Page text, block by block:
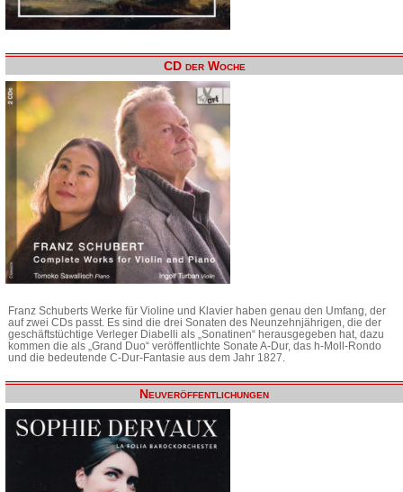
CD der Woche
Franz Schuberts Werke für Violine und Klavier haben genau den Umfang, der
auf zwei CDs passt. Es sind die drei Sonaten des Neunzehnjährigen, die der
geschäftstüchtige Verleger Diabelli als „Sonatinen“ herausgegeben hat, dazu
kommen die als „Grand Duo“ veröffentlichte Sonate A-Dur, das h-Moll-Rondo
und die bedeutende C-Dur-Fantasie aus dem Jahr 1827.
Neuveröffentlichungen